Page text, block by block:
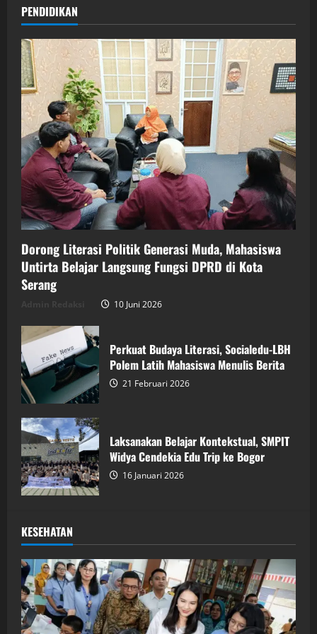
PENDIDIKAN
Dorong Literasi Politik Generasi Muda, Mahasiswa
Untirta Belajar Langsung Fungsi DPRD di Kota
Serang
10 Juni 2026
Perkuat Budaya Literasi, Socialedu-LBH
Polem Latih Mahasiswa Menulis Berita
21 Februari 2026
Laksanakan Belajar Kontekstual, SMPIT
Widya Cendekia Edu Trip ke Bogor
16 Januari 2026
KESEHATAN